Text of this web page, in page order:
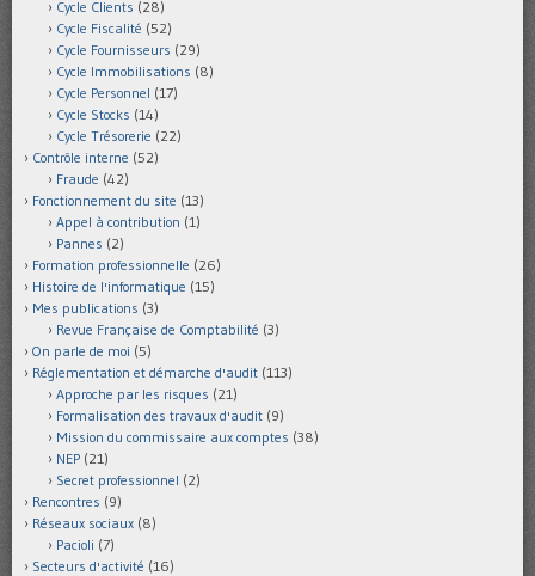
Cycle Clients (28)
Cycle Fiscalité (52)
Cycle Fournisseurs (29)
Cycle Immobilisations (8)
Cycle Personnel (17)
Cycle Stocks (14)
Cycle Trésorerie (22)
Contrôle interne (52)
Fraude (42)
Fonctionnement du site (13)
Appel à contribution (1)
Pannes (2)
Formation professionnelle (26)
Histoire de l'informatique (15)
Mes publications (3)
Revue Française de Comptabilité (3)
On parle de moi (5)
Réglementation et démarche d'audit (113)
Approche par les risques (21)
Formalisation des travaux d'audit (9)
Mission du commissaire aux comptes (38)
NEP (21)
Secret professionnel (2)
Rencontres (9)
Réseaux sociaux (8)
Pacioli (7)
Secteurs d'activité (16)